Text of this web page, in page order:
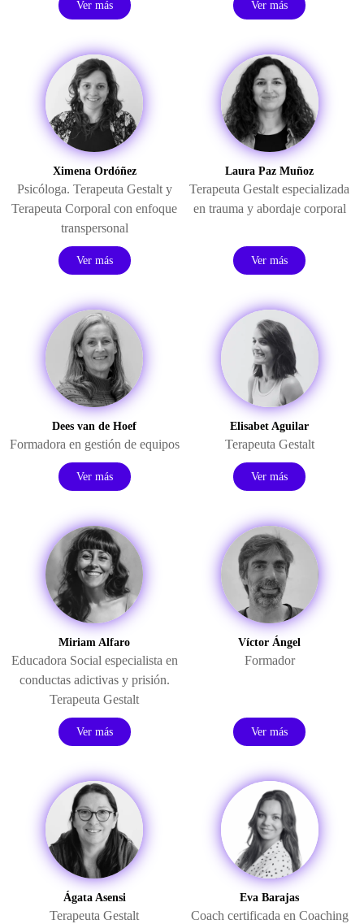
Ver más Ver más
Ximena Ordóñez
Psicóloga. Terapeuta Gestalt y
Terapeuta Corporal con enfoque
transpersonal
Ver más
Laura Paz Muñoz
Terapeuta Gestalt especializada
en trauma y abordaje corporal
Ver más
Dees van de Hoef
Formadora en gestión de equipos
Ver más
Elisabet Aguilar
Terapeuta Gestalt
Ver más
Miriam Alfaro
Educadora Social especialista en
conductas adictivas y prisión.
Terapeuta Gestalt
Ver más
Víctor Ángel
Formador
Ver más
Ágata Asensi
Terapeuta Gestalt
Eva Barajas
Coach certificada en Coaching